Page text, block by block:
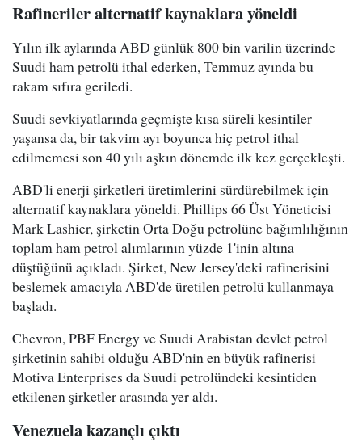
Rafineriler alternatif kaynaklara yöneldi
Yılın ilk aylarında ABD günlük 800 bin varilin üzerinde
Suudi ham petrolü ithal ederken, Temmuz ayında bu
rakam sıfıra geriledi.
Suudi sevkiyatlarında geçmişte kısa süreli kesintiler
yaşansa da, bir takvim ayı boyunca hiç petrol ithal
edilmemesi son 40 yılı aşkın dönemde ilk kez gerçekleşti.
ABD'li enerji şirketleri üretimlerini sürdürebilmek için
alternatif kaynaklara yöneldi. Phillips 66 Üst Yöneticisi
Mark Lashier, şirketin Orta Doğu petrolüne bağımlılığının
toplam ham petrol alımlarının yüzde 1'inin altına
düştüğünü açıkladı. Şirket, New Jersey'deki rafinerisini
beslemek amacıyla ABD'de üretilen petrolü kullanmaya
başladı.
Chevron, PBF Energy ve Suudi Arabistan devlet petrol
şirketinin sahibi olduğu ABD'nin en büyük rafinerisi
Motiva Enterprises da Suudi petrolündeki kesintiden
etkilenen şirketler arasında yer aldı.
Venezuela kazançlı çıktı